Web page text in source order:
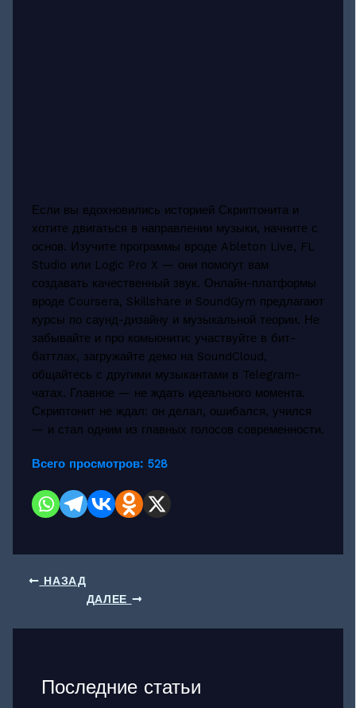
Если вы вдохновились историей Скриптонита и
хотите двигаться в направлении музыки, начните с
основ. Изучите программы вроде Ableton Live, FL
Studio или Logic Pro X — они помогут вам
создавать качественный звук. Онлайн-платформы
вроде Coursera, Skillshare и SoundGym предлагают
курсы по саунд-дизайну и музыкальной теории. Не
забывайте и про комьюнити: участвуйте в бит-
баттлах, загружайте демо на SoundCloud,
общайтесь с другими музыкантами в Telegram-
чатах. Главное — не ждать идеального момента.
Скриптонит не ждал: он делал, ошибался, учился
— и стал одним из главных голосов современности.
Всего просмотров: 528
НАЗАД
ДАЛЕЕ
Последние статьи